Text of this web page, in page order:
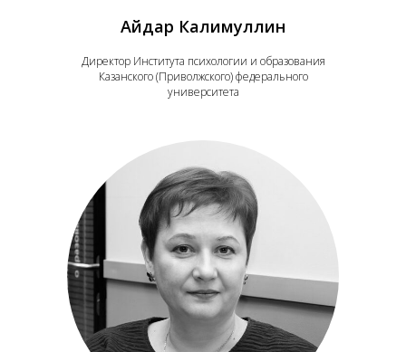
Айдар Калимуллин
Директор Института психологии и образования
Казанского (Приволжского) федерального
университета